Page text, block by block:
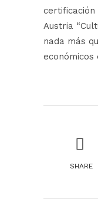
certificación
Austria
nada más
económicos
SHARE